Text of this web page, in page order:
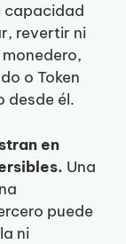
capacidad
revertir ni
o Token
desde él.
en
Una
puede
ni